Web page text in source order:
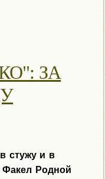
ЗА
стужу и в
Родной